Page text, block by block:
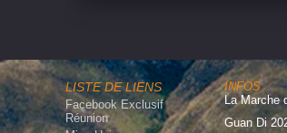
LISTE DE LIENS
Facebook Exclusif
Réunion
INFOS
La Marche
Guan Di